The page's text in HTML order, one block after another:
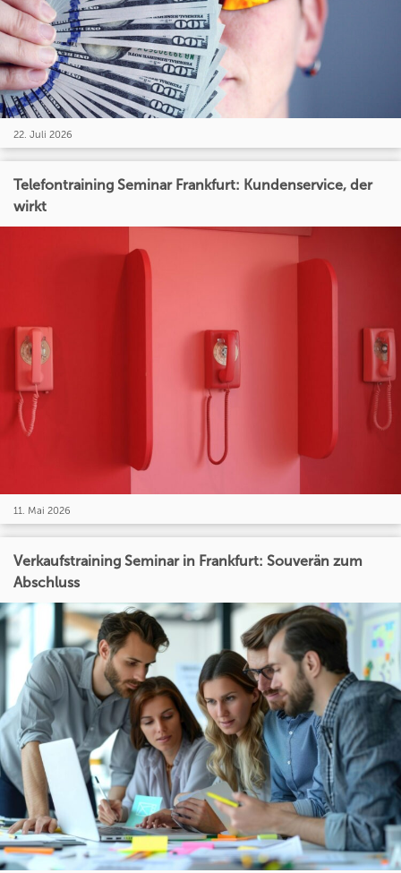
22. Juli 2026
Telefontraining Seminar Frankfurt: Kundenservice, der
wirkt
11. Mai 2026
Verkaufstraining Seminar in Frankfurt: Souverän zum
Abschluss